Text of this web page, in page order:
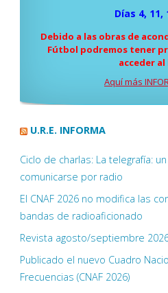
Días 4, 11,
Debido a las obras de
Fútbol podremos tener
acceder al
Aquí más
U.R.E. INFORMA
Ciclo de charlas: La telegrafía:
comunicarse por radio
El CNAF 2026 no modifica las
bandas de radioaficionado
Revista agosto/septiembre
Publicado el nuevo Cuadro
Frecuencias (CNAF 2026)